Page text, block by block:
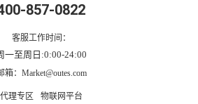
857-0822
客服工作时间：
一至周日:0:00-24:00
箱：Market@outes.com
代理专区 物联网平台